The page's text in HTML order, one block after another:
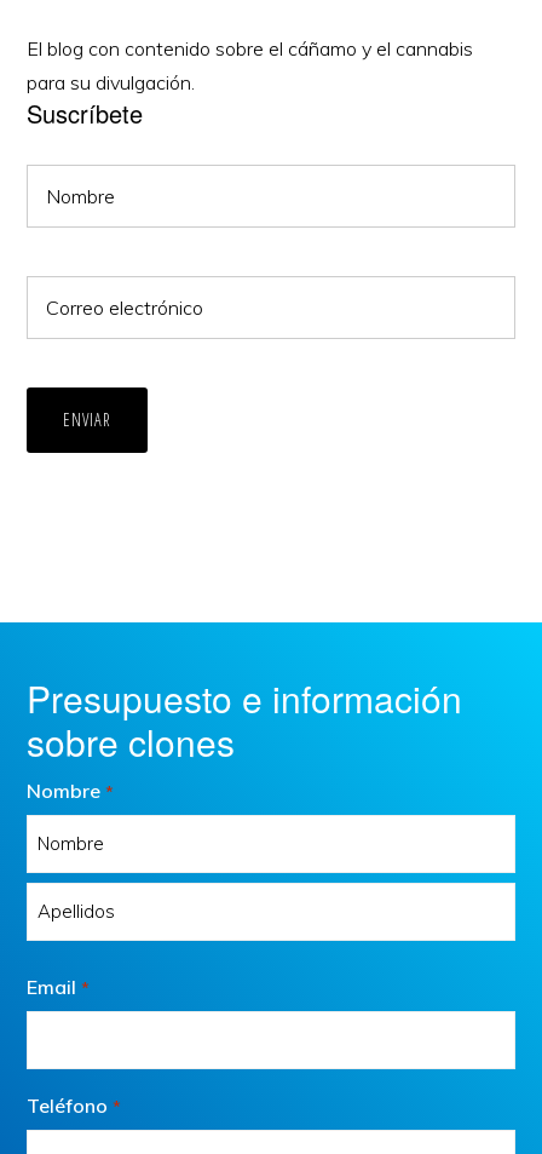
El blog con contenido sobre el cáñamo y el cannabis
para su divulgación.
Suscríbete
ENVIAR
Presupuesto e información
sobre clones
Nombre *
Nombre
Email *
Teléfono *